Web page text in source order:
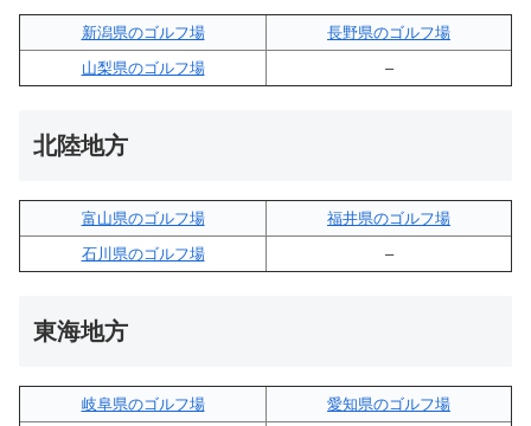
新潟県のゴルフ場
長野県のゴルフ場
山梨県のゴルフ場
–
北陸地方
富山県のゴルフ場
福井県のゴルフ場
石川県のゴルフ場
–
東海地方
岐阜県のゴルフ場
愛知県のゴルフ場